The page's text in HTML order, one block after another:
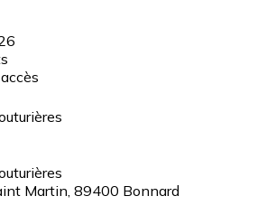
Martin, 89400 Bonnard